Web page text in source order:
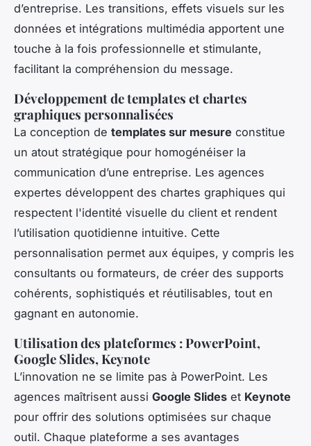
d’entreprise. Les transitions, effets visuels sur les
données et intégrations multimédia apportent une
touche à la fois professionnelle et stimulante,
facilitant la compréhension du message.
Développement de templates et chartes
graphiques personnalisées
La conception de templates sur mesure constitue
un atout stratégique pour homogénéiser la
communication d’une entreprise. Les agences
expertes développent des chartes graphiques qui
respectent l'identité visuelle du client et rendent
l’utilisation quotidienne intuitive. Cette
personnalisation permet aux équipes, y compris les
consultants ou formateurs, de créer des supports
cohérents, sophistiqués et réutilisables, tout en
gagnant en autonomie.
Utilisation des plateformes : PowerPoint,
Google Slides, Keynote
L’innovation ne se limite pas à PowerPoint. Les
agences maîtrisent aussi Google Slides et Keynote
pour offrir des solutions optimisées sur chaque
outil. Chaque plateforme a ses avantages